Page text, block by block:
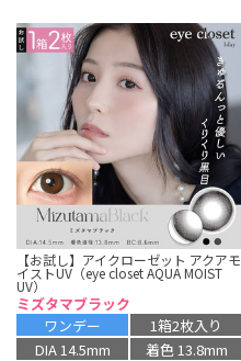
【お試し】アイクローゼット アクアモ
イストUV（eye closet AQUA MOIST
UV）
ミズタマブラック
ワンデー
1箱2枚入り
DIA 14.5mm
着色 13.8mm